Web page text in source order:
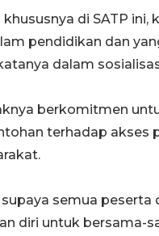
di SATP
pendidikan dan
dalam
berkomitmen
terhadap akses
semua peserta
diri untuk bersama-